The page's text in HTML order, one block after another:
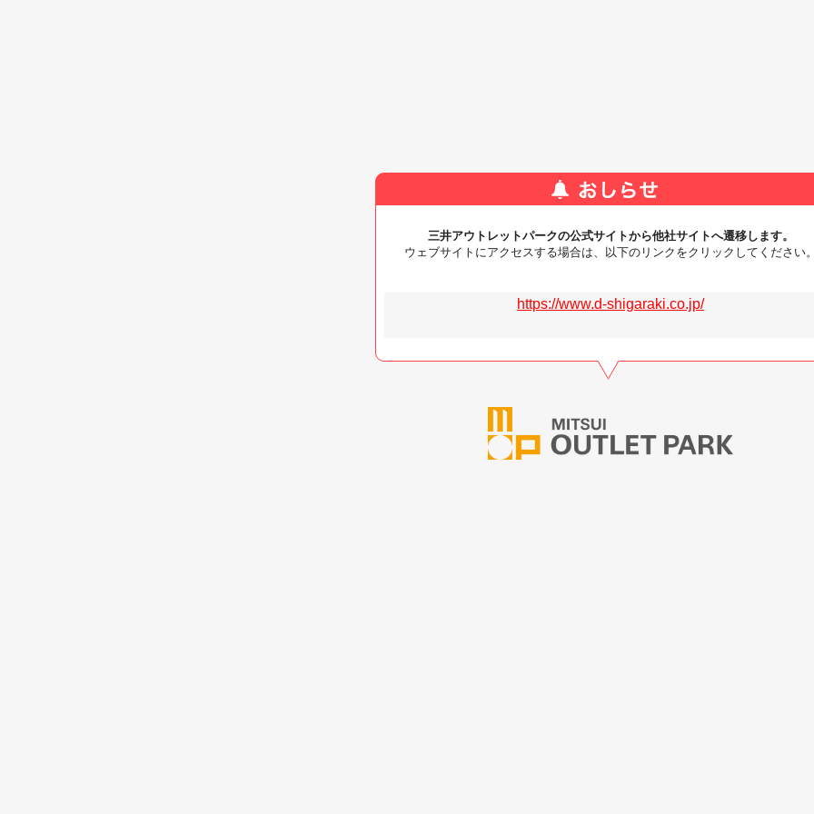
三井アウトレットパークの公式サイトから他社サイトへ遷移します。
ウェブサイトにアクセスする場合は、以下のリンクをクリックしてください
https://www.d-shigaraki.co.jp/